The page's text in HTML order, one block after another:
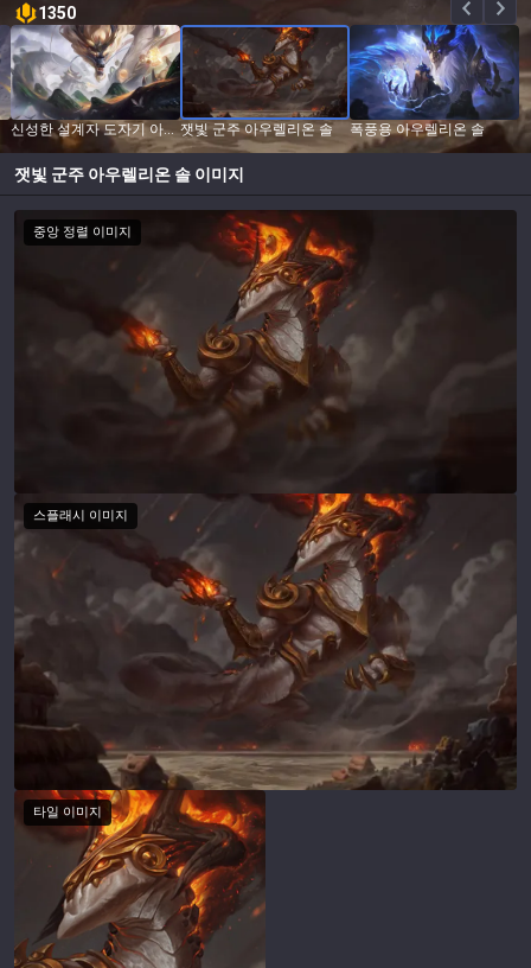
1350
신성한 설계자 도자기 아우렐리온 솔 잿빛 군주 아우렐리온 솔 폭풍용 아우렐리온 솔
잿빛 군주 아우렐리온 솔 이미지
중앙 정렬 이미지
스플래시 이미지
타일 이미지